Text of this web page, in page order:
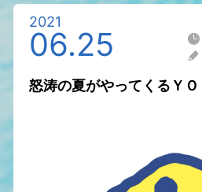
2021
06.25
怒涛の夏がやってくるＹＯ